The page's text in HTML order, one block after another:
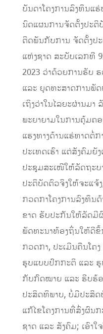
ບັນດາໂຄງການລົງທຶນແ
ນົດແຜນການຈັດຕັ້ງປະຕິ
ຕິດພັນກັບການ ຈັດຕັ້ງປ
ແຫ່ງຊາດ ສະບັບເລກທີ
2023 ວ່າດ້ວຍການຮັບ
ແລະ ຍຸດທະສາດການພັ
ເຖິງວ່າໃນໄລຍະຜ່ານມາ
ພະຍາຍາມໃນການຄຸ້ມຄ
ແຮງທາງດ້ານແຮ່ທາດຕໍ່
ປະເທດເຮົາ ແຕ່ສັງຄົມຍັ
ປະຊຸມສະເໜີໃຫ້ລັດຖະບ
ປະຕິບັດຕົວຈິງໃຫ້ຈະແຈ້
ກວດກາໂຄງການລົງທຶນດ້
ຂາດ ຮັບປະກັນໃຫ້ລັດມີ
ພັດທະນາທ້ອງຖິ່ນໃຫ້ດີ
ກວດກາ, ປະເມີນຄືນໂຄ
ຮູບແບບປົກກະຕິ ແລະ
ກັບກົດໝາຍ ແລະ ຮີບຮ້
ປະສິດທິພາບ, ບໍ່ມີປະສິດ
ແກ້ໄຂໂຄງການທີ່ສົ່ງຜົນ
ຊາດ ແລະ ສັງຄົມ; ເອົາ